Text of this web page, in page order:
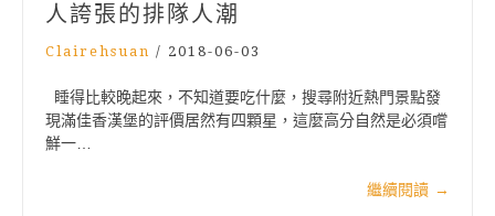
人誇張的排隊人潮
Clairehsuan / 2018-06-03
睡得比較晚起來，不知道要吃什麼，搜尋附近熱門景點發
現滿佳香漢堡的評價居然有四顆星，這麼高分自然是必須嚐
鮮一…
繼續閱讀 →